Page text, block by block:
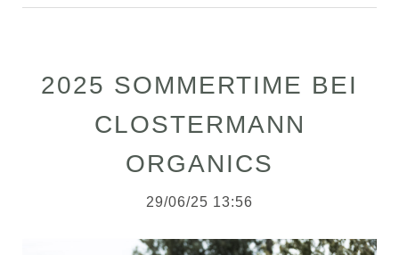
2025 SOMMERTIME BEI
CLOSTERMANN
ORGANICS
29/06/25 13:56